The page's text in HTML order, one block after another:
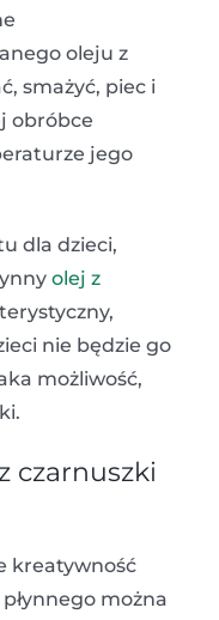
oleju z
smażyć, piec i
obróbce
jego
dla dzieci,
olej z
nie będzie go
możliwość,
czarnuszki
kreatywność
można